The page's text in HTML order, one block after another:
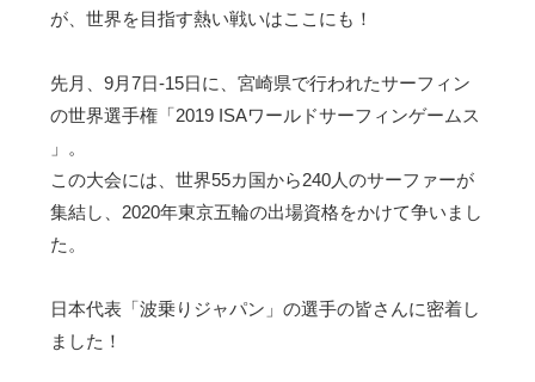
が、世界を目指す熱い戦いはここにも！
先月、9月7日-15日に、宮崎県で行われたサーフィン
の世界選手権「2019 ISAワールドサーフィンゲームス
」。
この大会には、世界55カ国から240人のサーファーが
集結し、2020年東京五輪の出場資格をかけて争いまし
た。
日本代表「波乗りジャパン」の選手の皆さんに密着し
ました！